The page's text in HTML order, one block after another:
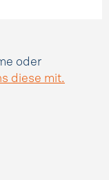
oder
diese mit.